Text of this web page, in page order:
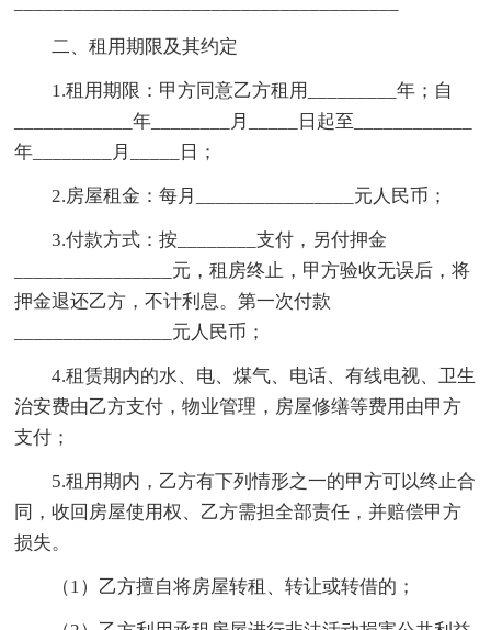
二、租用期限及其约定
1.租用期限：甲方同意乙方租用_________年；自
____________年________月_____日起至____________
年________月_____日；
2.房屋租金：每月________________元人民币；
3.付款方式：按________支付，另付押金
________________元，租房终止，甲方验收无误后，将
押金退还乙方，不计利息。第一次付款
________________元人民币；
4.租赁期内的水、电、煤气、电话、有线电视、卫生
治安费由乙方支付，物业管理，房屋修缮等费用由甲方
支付；
5.租用期内，乙方有下列情形之一的甲方可以终止合
同，收回房屋使用权、乙方需担全部责任，并赔偿甲方
损失。
（1）乙方擅自将房屋转租、转让或转借的；